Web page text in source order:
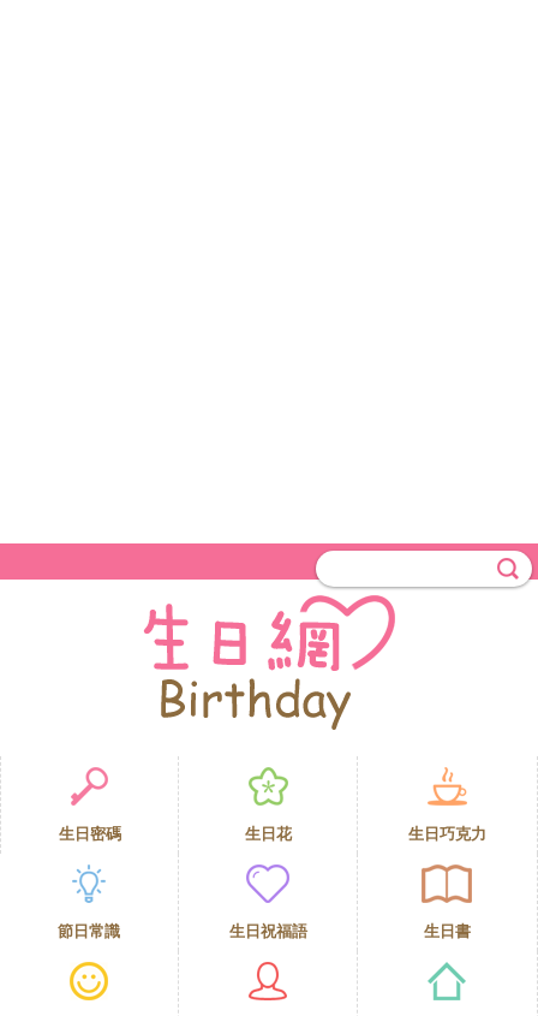
生日密碼 生日花 生日巧克力
節日常識 生日祝福語 生日書